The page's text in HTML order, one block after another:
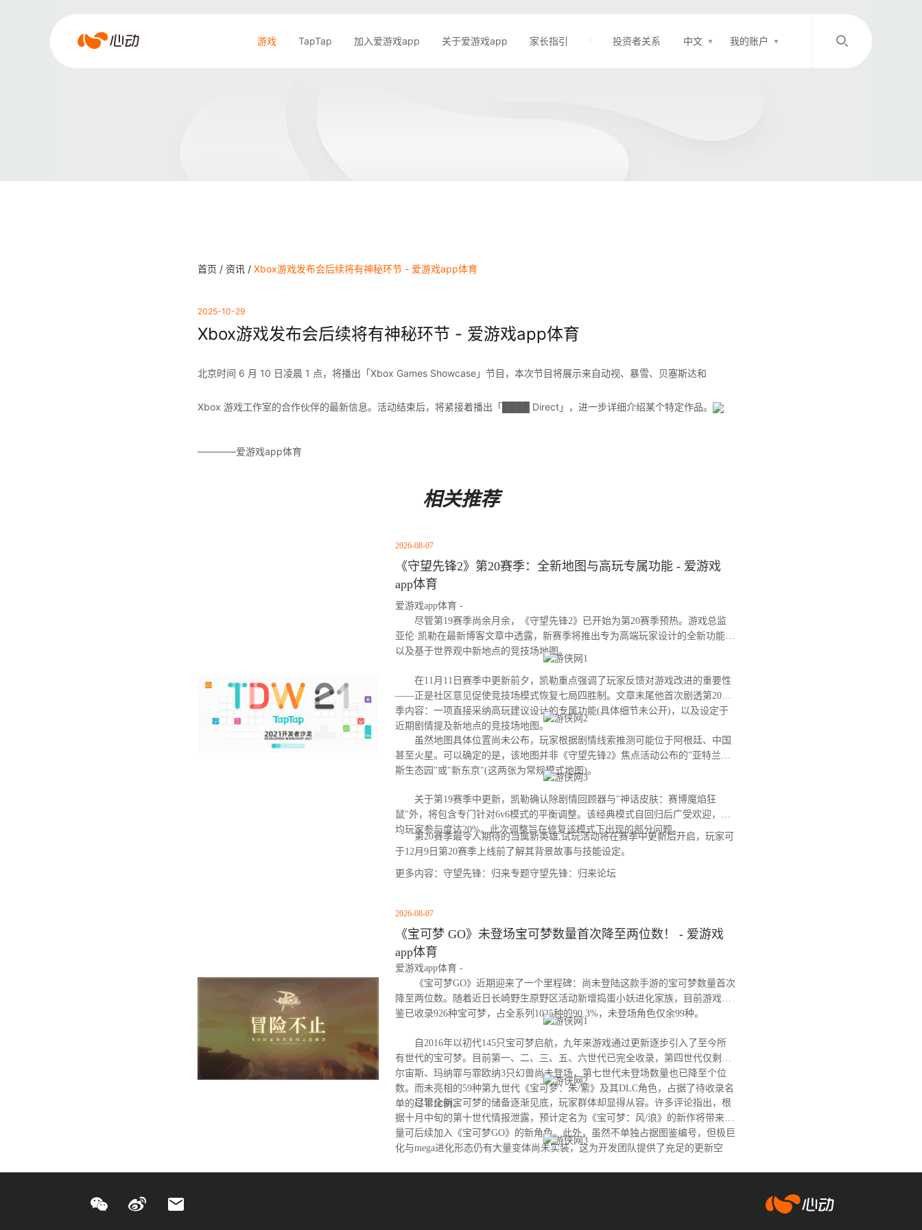
爱
游戏 TapTap 加入爱游戏app 关于爱游戏app 家长指引 投资者关系 中文 我的账户
/
首页 / 资讯 / Xbox游戏发布会后续将有神秘环节 - 爱游戏app体育
2025-10-29
Xbox游戏发布会后续将有神秘环节 - 爱游戏app体育
北京时间 6 月 10 日凌晨 1 点，将播出「Xbox Games Showcase」节目，本次节目将展示来自动视、暴雪、贝塞斯达和
Xbox 游戏工作室的合作伙伴的最新信息。活动结束后，将紧接着播出「████ Direct」，进一步详细介绍某个特定作品。
————爱游戏app体育
相关推荐
2026-08-07
《守望先锋2》第20赛季：全新地图与高玩专属功能 - 爱游戏
app体育
爱游戏app体育 -
尽管第19赛季尚余月余，《守望先锋2》已开始为第20赛季预热。游戏总监
亚伦·凯勒在最新博客文章中透露，新赛季将推出专为高端玩家设计的全新功能，
以及基于世界观中新地点的竞技场地图。
在11月11日赛季中更新前夕，凯勒重点强调了玩家反馈对游戏改进的重要性
——正是社区意见促使竞技场模式恢复七局四胜制。文章末尾他首次剧透第20赛
季内容：一项直接采纳高玩建议设计的专属功能(具体细节未公开)，以及设定于
近期剧情提及新地点的竞技场地图。
虽然地图具体位置尚未公布，玩家根据剧情线索推测可能位于阿根廷、中国
甚至火星。可以确定的是，该地图并非《守望先锋2》焦点活动公布的"亚特兰蒂
斯生态园"或"新东京"(这两张为常规模式地图)。
关于第19赛季中更新，凯勒确认除剧情回顾器与"神话皮肤：赛博魔焰狂
鼠"外，将包含专门针对6v6模式的平衡调整。该经典模式自回归后广受欢迎，日
均玩家参与度达20%。此次调整旨在修复该模式下出现的部分问题。
第20赛季最令人期待的当属新英雄,试玩活动将在赛季中更新后开启，玩家可
于12月9日第20赛季上线前了解其背景故事与技能设定。
更多内容：守望先锋：归来专题守望先锋：归来论坛
2026-08-07
《宝可梦 GO》未登场宝可梦数量首次降至两位数！ - 爱游戏
app体育
爱游戏app体育 -
《宝可梦GO》近期迎来了一个里程碑：尚未登陆这款手游的宝可梦数量首次
降至两位数。随着近日长崎野生原野区活动新增捣蛋小妖进化家族，目前游戏图
鉴已收录926种宝可梦，占全系列1025种的90.3%，未登场角色仅余99种。
自2016年以初代145只宝可梦启航，九年来游戏通过更新逐步引入了至今所
有世代的宝可梦。目前第一、二、三、五、六世代已完全收录，第四世代仅剩阿
尔宙斯、玛纳霏与霏欧纳3只幻兽尚未登场，第七世代未登场数量也已降至个位
数。而未亮相的59种第九世代《宝可梦：朱/紫》及其DLC角色，占据了待收录名
单的过半比例。
尽管全新宝可梦的储备逐渐见底，玩家群体却显得从容。许多评论指出，根
据十月中旬的第十世代情报泄露，预计定名为《宝可梦：风/浪》的新作将带来大
量可后续加入《宝可梦GO》的新角色。此外，虽然不单独占据图鉴编号，但极巨
化与mega进化形态仍有大量变体尚未实装，这为开发团队提供了充足的更新空
爱游戏app体育